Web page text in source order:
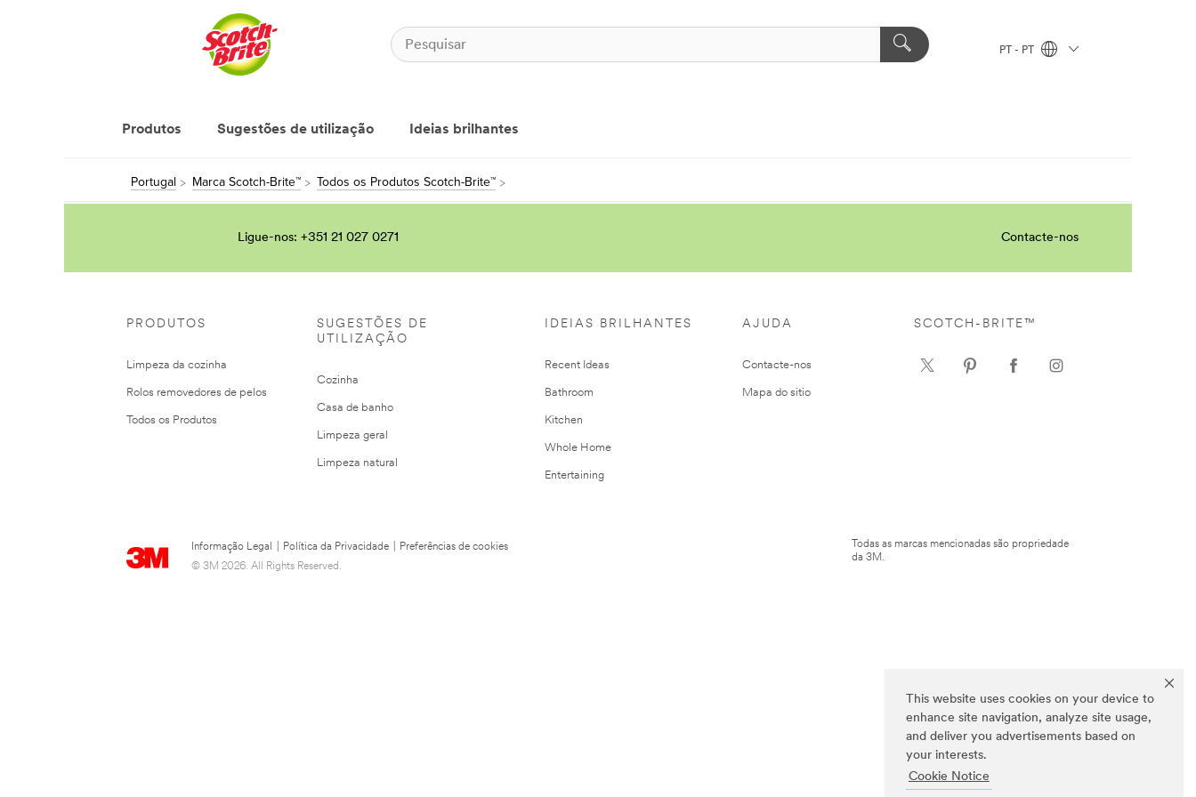
This website uses cookies on your device to
enhance site navigation, analyze site usage,
and deliver you advertisements based on
your interests.
Cookie Notice
PT - PT
Produtos Sugestões de utilização Ideias brilhantes
Portugal Marca Scotch-Brite™ Todos os Produtos Scotch-Brite™
Ligue-nos: +351 21 027 0271 Contacte-nos
PRODUTOS
Limpeza da cozinha
Rolos removedores de pelos
Todos os Produtos
SUGESTÕES DE
UTILIZAÇÃO
Cozinha
Casa de banho
Limpeza geral
Limpeza natural
IDEIAS BRILHANTES
Recent Ideas
Bathroom
Kitchen
Whole Home
Entertaining
AJUDA
Contacte-nos
Mapa do sitio
Informação Legal Política da Privacidade
Preferências de cookies
© 3M 2026. All Rights Reserved.
SCOTCH-BRITE™
Todas as marcas mencionadas são propriedade
da 3M.